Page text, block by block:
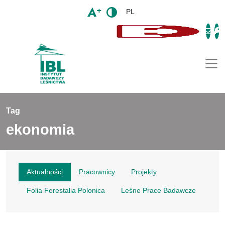
PL
Tag
ekonomia
Aktualności Pracownicy Projekty
Folia Forestalia Polonica Leśne Prace Badawcze